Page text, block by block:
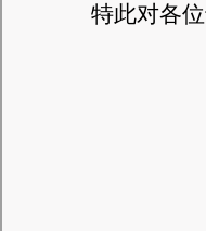
特此对各